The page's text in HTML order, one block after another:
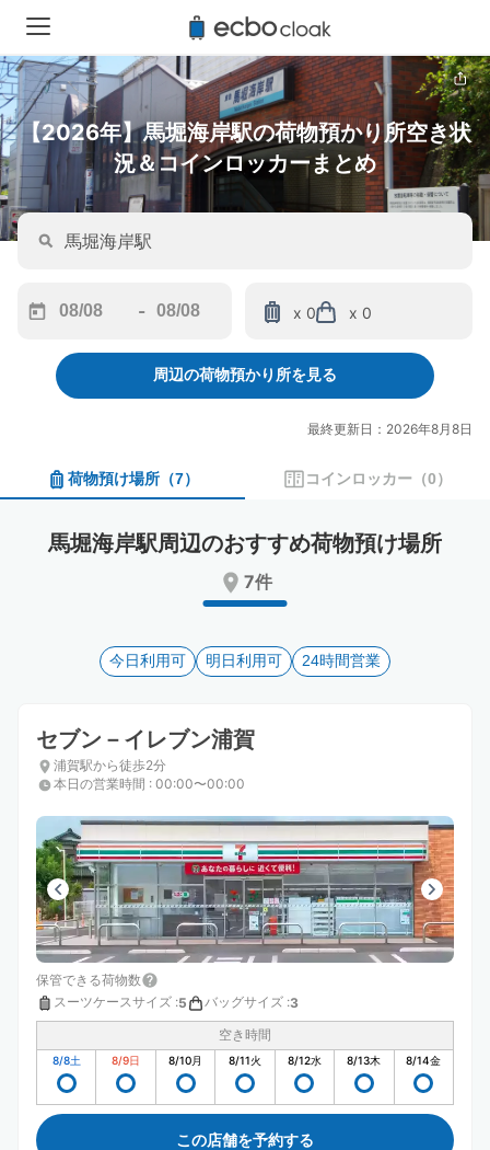
【2026年】馬堀海岸駅の荷物預かり所空き状
況＆コインロッカーまとめ
forward
interact
calendar
and
a
date.
the
keyboard
shortcuts
for
changing
dates.
-
backward
to
interact
calendar
and
a
date.
mark
key
the
keyboard
shortcuts
for
changing
dates.
x 0 x 0
周辺の荷物預かり所を見る
最終更新日：2026年8月8日
荷物預け場所 （7） コインロッカー （0）
馬堀海岸駅周辺のおすすめ荷物預け場所
7件
今日利用可 明日利用可 24時間営業
セブン－イレブン浦賀
浦賀駅から徒歩2分
本日の営業時間 : 00:00〜00:00
保管できる荷物数
スーツケースサイズ :5 バッグサイズ :3
空き時間
8/8土 8/9日 8/10月 8/11火 8/12水 8/13木 8/14金
この店舗を予約する